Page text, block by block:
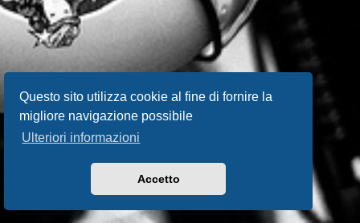
Questo sito utilizza cookie al fine di fornire la
migliore navigazione possibile
Ulteriori informazioni
Accetto